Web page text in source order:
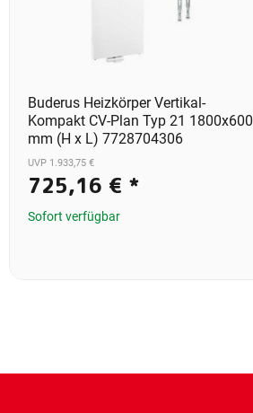
Buderus Heizkörper Vertikal-
Kompakt CV-Plan Typ 21 1800x600
mm (H x L) 7728704306
UVP 1.933,75 €
725,16 € *
Sofort verfügbar